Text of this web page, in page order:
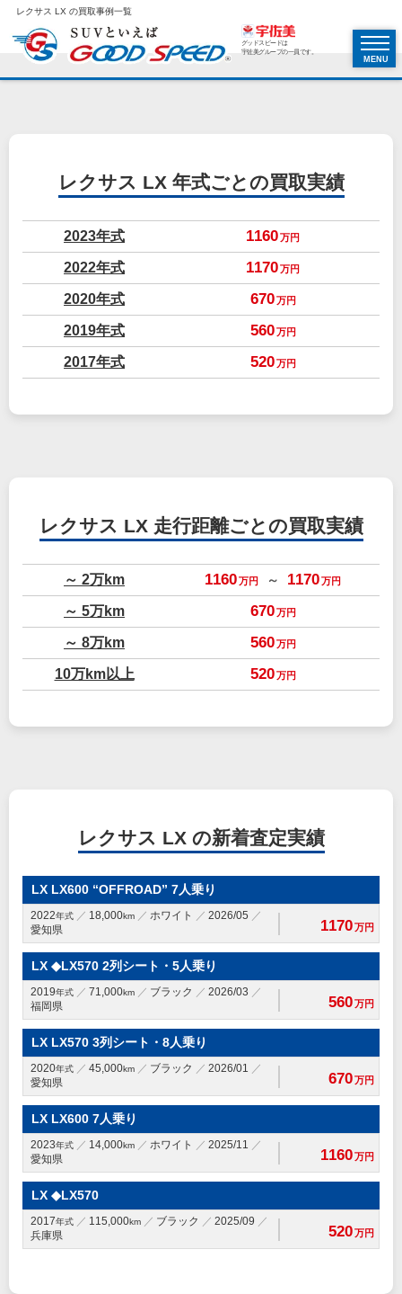
レクサス LX の買取事例一覧
グッドスピードは
宇佐美グループの一員です。
MENU
レクサス LX 年式ごとの買取実績
2023年式 1160万円
2022年式 1170万円
2020年式 670 万円
2019年式 560 万円
2017年式 520 万円
レクサス LX 走行距離ごとの買取実績
～ 2万km 1160万円 ～ 1170万円
～ 5万km 670 万円
～ 8万km 560 万円
10万km以上 520 万円
レクサス LX の新着査定実績
LX LX600 “OFFROAD” 7人乗り
2022年式 18,000km ホワイト
2026/05
愛知県
1170万円
LX ◆LX570 2列シート・5人乗り
2019年式 71,000km ブラック
2026/03
福岡県
560万円
LX LX570 3列シート・8人乗り
2020年式 45,000km ブラック
2026/01
愛知県
670万円
LX LX600 7人乗り
2023年式 14,000km ホワイト
2025/11
愛知県
1160万円
LX ◆LX570
2017年式 115,000km ブラック
2025/09
兵庫県
520万円